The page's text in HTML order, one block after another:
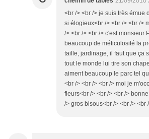
<br /> <br /> je suis très émue
si élogieux<br /> <br /> <br />
/> <br /> <br /> c'est monsieur
beaucoup de méticulosité la
taille, jardinage, il faut que ça
tout le monde lui tire son
aiment beaucoup le parc tel
<br /> <br /> <br /> moi je
fleurs<br /> <br /> <br />
/> gros bisous<br /> <br /> <br